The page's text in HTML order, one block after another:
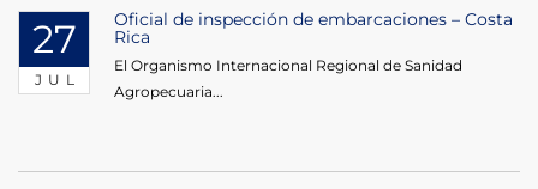
27
JUL
Oficial de inspección de embarcaciones – Costa
Rica
El Organismo Internacional Regional de Sanidad
Agropecuaria...